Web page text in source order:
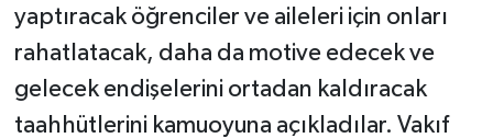
yaptıracak öğrenciler ve aileleri için onları
rahatlatacak, daha da motive edecek ve
gelecek endişelerini ortadan kaldıracak
taahhütlerini kamuoyuna açıkladılar. Vakıf